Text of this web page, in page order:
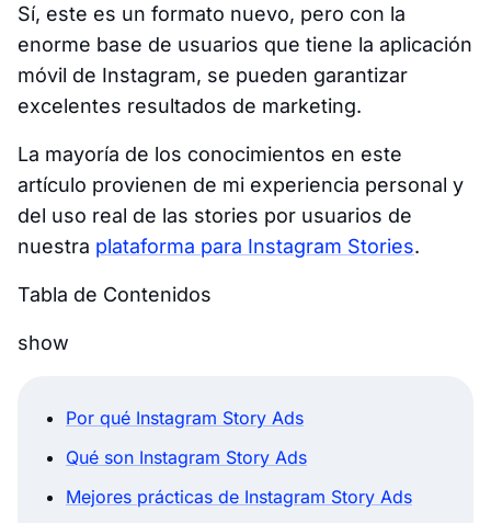
Sí, este es un formato nuevo, pero con la
enorme base de usuarios que tiene la aplicación
móvil de Instagram, se pueden garantizar
excelentes resultados de marketing.
La mayoría de los conocimientos en este
artículo provienen de mi experiencia personal y
del uso real de las stories por usuarios de
nuestra plataforma para Instagram Stories.
Tabla de Contenidos
show
Por qué Instagram Story Ads
Qué son Instagram Story Ads
Mejores prácticas de Instagram Story Ads